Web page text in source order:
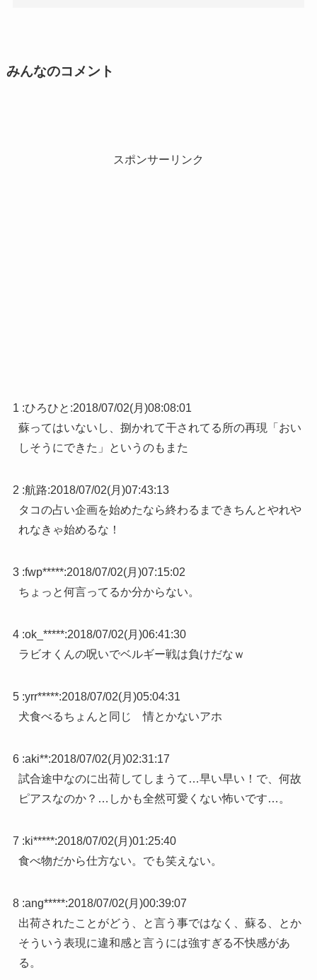
みんなのコメント
スポンサーリンク
1 :ひろひと :2018/07/02(月)08:08:01
蘇ってはいないし、捌かれて干されてる所の再現「おい
しそうにできた」というのもまた
2 :航路:2018/07/02(月)07:43:13
タコの占い企画を始めたなら終わるまできちんとやれや
れなきゃ始めるな！
3 :fwp*****:2018/07/02(月)07:15:02
ちょっと何言ってるか分からない。
4 :ok_*****:2018/07/02(月)06:41:30
ラビオくんの呪いでベルギー戦は負けだなｗ
5 :yrr*****:2018/07/02(月)05:04:31
犬食べるちょんと同じ 情とかないアホ
6 :aki**:2018/07/02(月)02:31:17
試合途中なのに出荷してしまうて…早い早い！で、何故
ピアスなのか？…しかも全然可愛くない怖いです…。
7 :ki*****:2018/07/02(月)01:25:40
食べ物だから仕方ない。でも笑えない。
8 :ang*****:2018/07/02(月)00:39:07
出荷されたことがどう、と言う事ではなく、蘇る、とか
そういう表現に違和感と言うには強すぎる不快感があ
る。